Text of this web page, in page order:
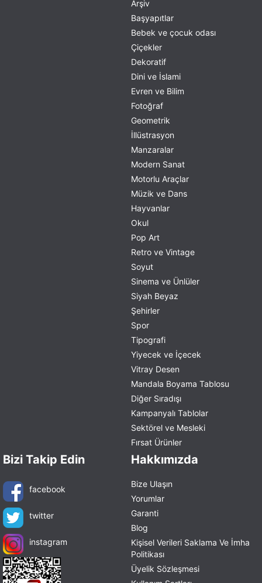
Arşiv
Başyapıtlar
Bebek ve çocuk odası
Çiçekler
Dekoratif
Dini ve İslami
Evren ve Bilim
Fotoğraf
Geometrik
İllüstrasyon
Manzaralar
Modern Sanat
Motorlu Araçlar
Müzik ve Dans
Hayvanlar
Okul
Pop Art
Retro ve Vintage
Soyut
Sinema ve Ünlüler
Siyah Beyaz
Şehirler
Spor
Tipografi
Yiyecek ve İçecek
Vitray Desen
Mandala Boyama Tablosu
Diğer Sıradışı
Kampanyalı Tablolar
Sektörel ve Mesleki
Fırsat Ürünler
Bizi Takip Edin
facebook
twitter
instagram
Hakkımızda
Bize Ulaşın
Yorumlar
Garanti
Blog
Kişisel Verileri Saklama Ve İmha
Politikası
Üyelik Sözleşmesi